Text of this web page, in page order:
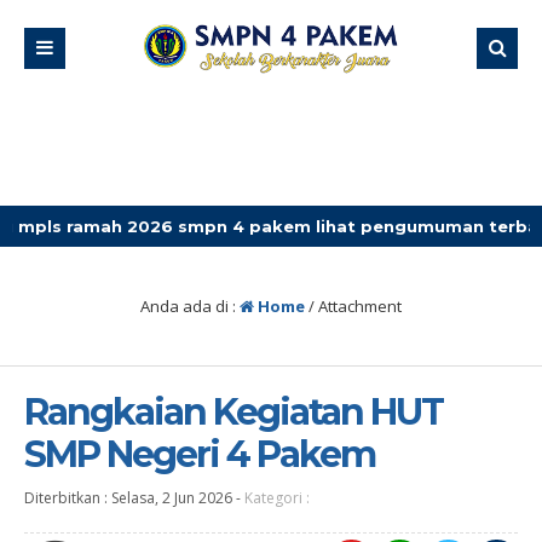
smpn 4 pakem lihat pengumuman terbaru
Anda ada di : Home/ Attachment
Rangkaian Kegiatan HUT
SMP Negeri 4 Pakem
Diterbitkan : Selasa, 2 Jun 2026- Kategori :